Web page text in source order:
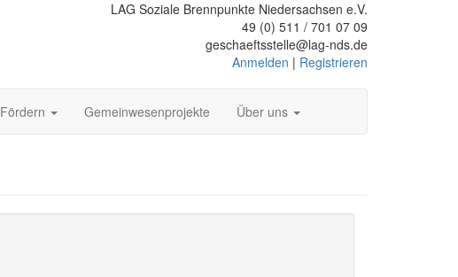
LAG Soziale Brennpunkte Niedersachsen e.V.
49 (0) 511 / 701 07 09
geschaeftsstelle@lag-nds.de
Anmelden | Registrieren
Fördern Gemeinwesenprojekte Über uns